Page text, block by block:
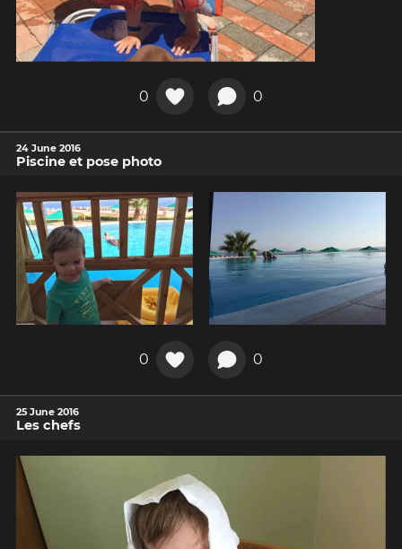
0 0
24 June 2016
Piscine et pose photo
0 0
25 June 2016
Les chefs